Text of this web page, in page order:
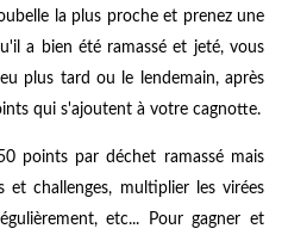
la plus proche et prenez une
a bien été ramassé et jeté, vous
plus tard ou le lendemain, après
qui s'ajoutent à votre cagnotte.
points par déchet ramassé mais
et challenges, multiplier les virées
etc... Pour gagner et